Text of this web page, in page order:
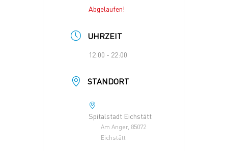
Abgelaufen!
UHRZEIT
12:00 - 22:00
STANDORT
Spitalstadt Eichstätt
Am Anger, 85072
Eichstätt